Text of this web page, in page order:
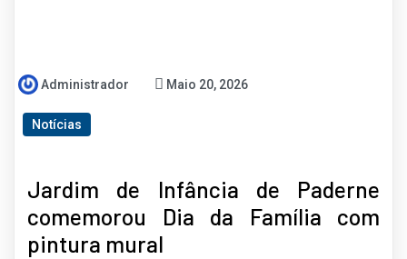
Administrador Maio 20, 2026
Notícias
Jardim de Infância de Paderne
comemorou Dia da Família com
pintura mural